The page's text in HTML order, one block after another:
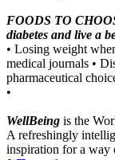
FOODS TO
diabetes and live a
• Losing weight
medical journals •
pharmaceutical
•
WellBeing is the
A refreshingly
inspiration for a way